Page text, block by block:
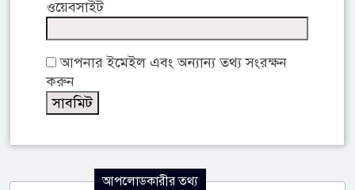
ওয়েবসাইট
আপনার ইমেইল এবং অন্যান্য তথ্য সংরক্ষন
করুন
আপলোডকারীর তথ্য